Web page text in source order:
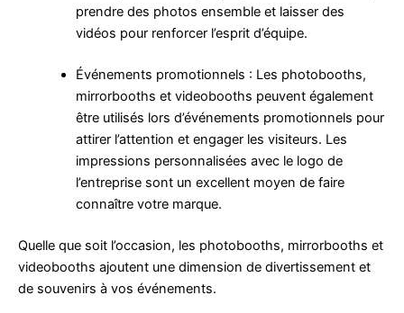
prendre des photos ensemble et laisser des
vidéos pour renforcer l’esprit d’équipe.
Événements promotionnels : Les photobooths,
mirrorbooths et videobooths peuvent également
être utilisés lors d’événements promotionnels pour
attirer l’attention et engager les visiteurs. Les
impressions personnalisées avec le logo de
l’entreprise sont un excellent moyen de faire
connaître votre marque.
Quelle que soit l’occasion, les photobooths, mirrorbooths et
videobooths ajoutent une dimension de divertissement et
de souvenirs à vos événements.